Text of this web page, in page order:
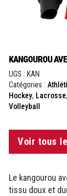
KANGOUROU
UGS : KAN
Catégories :
Hockey, Lacrosse,
Volleyball
Voir tous
Le kangourou
tissu doux et